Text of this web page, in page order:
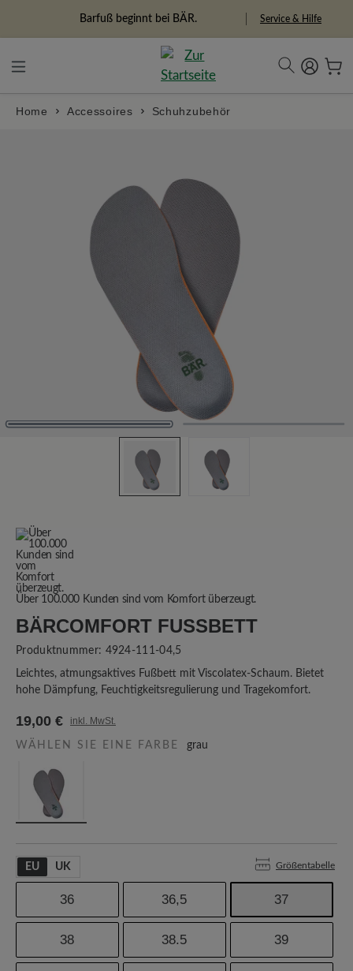
Freiheitspioniere Service & Hilfe
Home Accessoires Schuhzubehör
Über 100.000 Kunden sind vom Komfort überzeugt.
BÄRCOMFORT FUSSBETT
Produktnummer: 4924-111-04,5
Leichtes, atmungsaktives Fußbett mit Viscolatex-Schaum. Bietet
hohe Dämpfung, Feuchtigkeitsregulierung und Tragekomfort.
19,00 € inkl. MwSt.
WÄHLEN SIE EINE FARBE grau
EU UK Größentabelle
36 36,5 37
38 38.5 39